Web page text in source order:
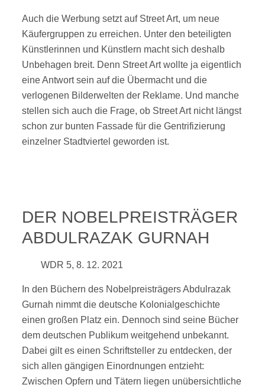
Auch die Werbung setzt auf Street Art, um neue
Käufergruppen zu erreichen. Unter den beteiligten
Künstlerinnen und Künstlern macht sich deshalb
Unbehagen breit. Denn Street Art wollte ja eigentlich
eine Antwort sein auf die Übermacht und die
verlogenen Bilderwelten der Reklame. Und manche
stellen sich auch die Frage, ob Street Art nicht längst
schon zur bunten Fassade für die Gentrifizierung
einzelner Stadtviertel geworden ist.
DER NOBELPREISTRÄGER
ABDULRAZAK GURNAH
WDR 5, 8. 12. 2021
In den Büchern des Nobelpreisträgers Abdulrazak
Gurnah nimmt die deutsche Kolonialgeschichte
einen großen Platz ein. Dennoch sind seine Bücher
dem deutschen Publikum weitgehend unbekannt.
Dabei gilt es einen Schriftsteller zu entdecken, der
sich allen gängigen Einordnungen entzieht:
Zwischen Opfern und Tätern liegen unübersichtliche